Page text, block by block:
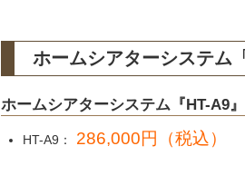
ホームシアターシステム
ホームシアターシステム『HT-A9
HT-A9： 286,000円（税込）